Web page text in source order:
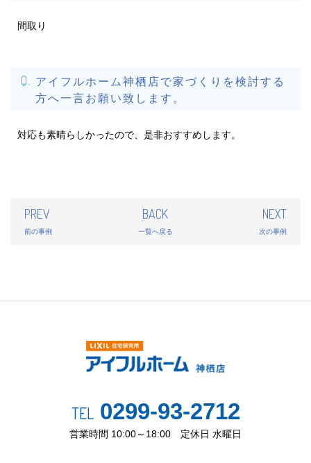
間取り
アイフルホーム神栖店で家づくりを検討する
方へ一言お願い致します。
対応も素晴らしかったので、是非おすすめします。
PREV
前の事例
BACK
一覧へ戻る
NEXT
次の事例
TEL0299-93-2712
営業時間 10:00～18:00 定休日 水曜日